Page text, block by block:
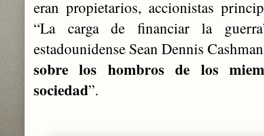
eran propietarios, accionistas
“La carga de financiar la
estadounidense Sean Dennis
sobre los hombros de los
sociedad”.